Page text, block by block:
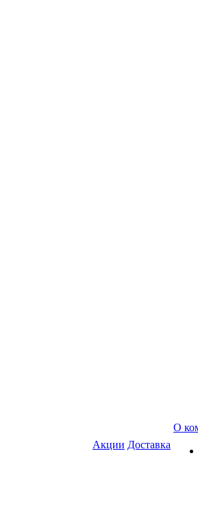
Акции Доставка
О